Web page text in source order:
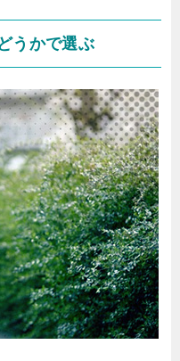
うかで選ぶ